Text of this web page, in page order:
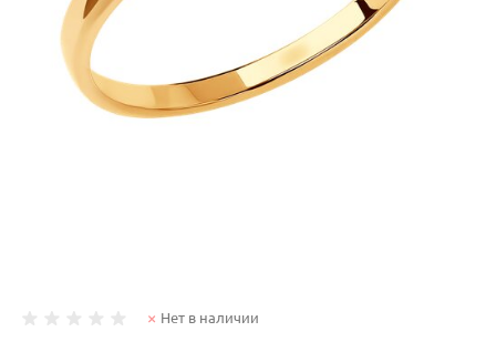
Нет в наличии